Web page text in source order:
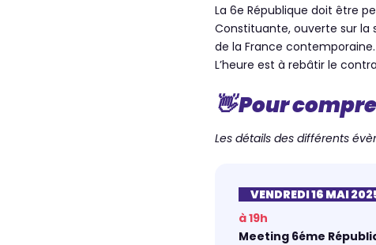
La 6e République doit être
Constituante, ouverte sur la
de la France contemporaine.
L’heure est à rebâtir le
👋 Pour
Les détails des différents
VENDREDI 16 MAI
à 19h
Meeting 6éme